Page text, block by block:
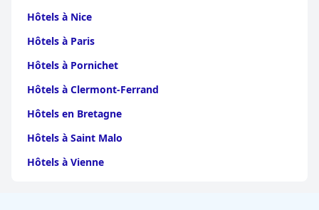
Hôtels à Nice
Hôtels à Paris
Hôtels à Pornichet
Hôtels à Clermont-Ferrand
Hôtels en Bretagne
Hôtels à Saint Malo
Hôtels à Vienne